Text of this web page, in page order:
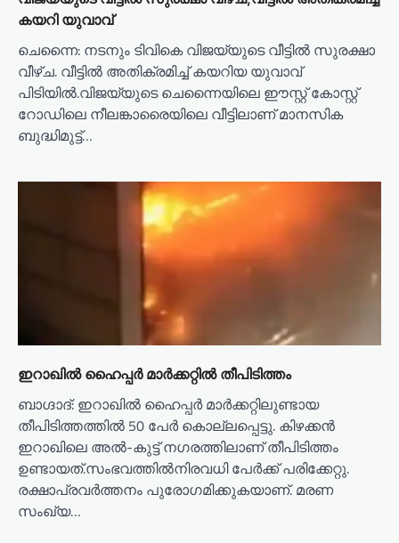
കയറി യുവാവ്
ചെന്നൈ: നടനും ടിവികെ വിജയ്‌യുടെ വീട്ടില്‍ സുരക്ഷാ
വീഴ്ച. വീട്ടില്‍ അതിക്രമിച്ച് കയറിയ യുവാവ്
പിടിയിൽ.വിജയ്‌യുടെ ചെന്നൈയിലെ ഈസ്റ്റ് കോസ്റ്റ്
റോഡിലെ നീലങ്കാരൈയിലെ വീട്ടിലാണ് മാനസിക
ബുദ്ധിമുട്ട്…
ഇറാഖിൽ ഹൈപ്പർ മാർക്കറ്റിൽ തീപിടിത്തം
ബാഗ്ദാദ്: ഇറാഖിൽ ഹൈപ്പർ മാർക്കറ്റിലുണ്ടായ
തീപിടിത്തത്തിൽ 50 പേർ കൊല്ലപ്പെട്ടു. കിഴക്കൻ
ഇറാഖിലെ അൽ-കുട്ട് നഗരത്തിലാണ് തീപിടിത്തം
ഉണ്ടായത്.സംഭവത്തിൽനിരവധി പേർക്ക് പരിക്കേറ്റു.
രക്ഷാപ്രവർത്തനം പുരോഗമിക്കുകയാണ്. മരണ
സംഖ്യ…